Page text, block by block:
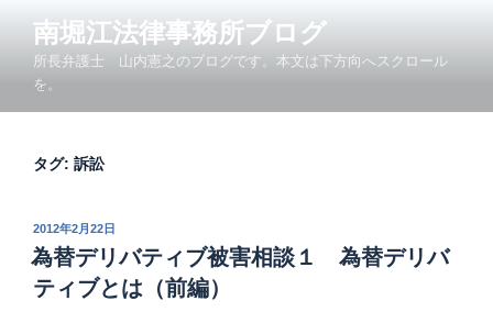
ツ
南堀江法律事務所ブログ
所長弁護士 山内憲之のブログです。本文は下方向へスクロール
を。
タグ: 訴訟
投
稿
日:
2012年2月22日
為替デリバティブ被害相談１ 為替デリバ
ティブとは（前編）